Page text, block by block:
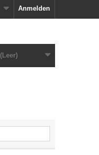
Anmelden
(Leer)